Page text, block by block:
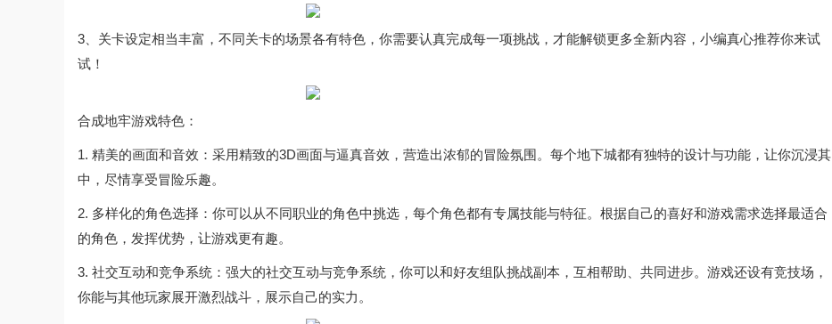
3、关卡设定相当丰富，不同关卡的场景各有特色，你需要认真完成每一项挑战，才能解锁更多全新内容，小编真心推荐你来试
试！
合成地牢游戏特色：
1. 精美的画面和音效：采用精致的3D画面与逼真音效，营造出浓郁的冒险氛围。每个地下城都有独特的设计与功能，让你沉浸其
中，尽情享受冒险乐趣。
2. 多样化的角色选择：你可以从不同职业的角色中挑选，每个角色都有专属技能与特征。根据自己的喜好和游戏需求选择最适合
的角色，发挥优势，让游戏更有趣。
3. 社交互动和竞争系统：强大的社交互动与竞争系统，你可以和好友组队挑战副本，互相帮助、共同进步。游戏还设有竞技场，
你能与其他玩家展开激烈战斗，展示自己的实力。